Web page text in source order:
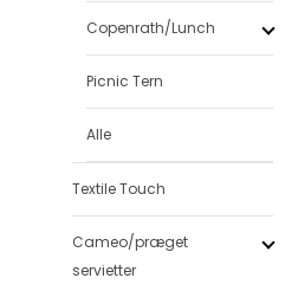
Copenrath/Lunch
Picnic Tern
Alle
Textile Touch
Cameo/præget
servietter